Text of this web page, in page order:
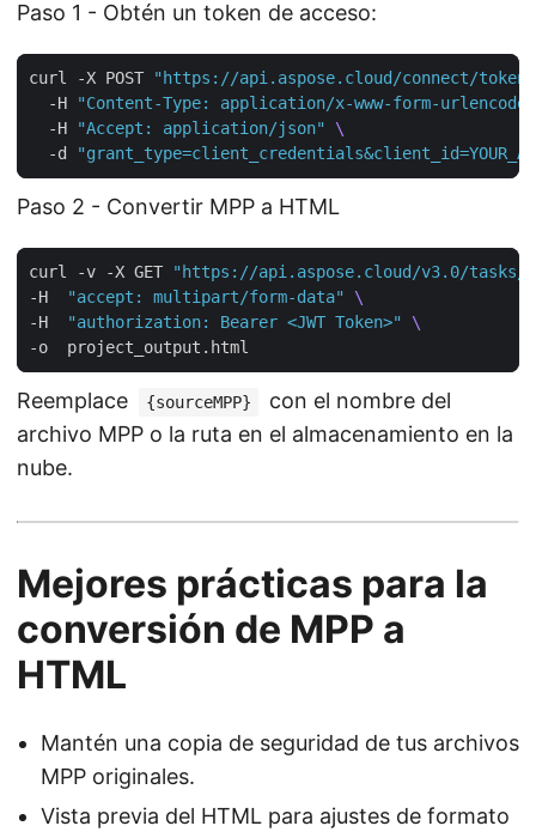
Paso 1 - Obtén un token de acceso:
curl -X POST
"https://api.aspose.cloud/connect/token"
  -H
"Content-Type: application/x-www-form-
  -H
"Accept: application/json"
  -d
Paso 2 - Convertir MPP a HTML
curl -v -X GET
"https://api.aspose.cloud/v3.0/tasks/
-H
"accept: multipart/form-data"
-H
"authorization: Bearer <JWT Token>"
Reemplace {sourceMPP}
con el nombre del
archivo MPP o la ruta en el almacenamiento en la
nube.
Mejores prácticas para la
conversión de MPP a
HTML
Mantén una copia de seguridad de tus archivos
MPP originales.
Vista previa del HTML para ajustes de formato